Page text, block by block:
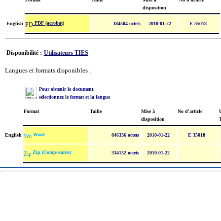
disposition
English PDF (acrobat) 384504 octets 2010-01-22 E 35018
Disponibilité : Utilisateurs TIES
Langues et formats disponibles :
Pour obtenir le document,
sélectionnez le format et la langue
Format Taille
Mise à
disposition
No d'article
English Word 846336 octets 2010-01-22 E 35018
Zip (Composants) 334132 octets 2010-01-22